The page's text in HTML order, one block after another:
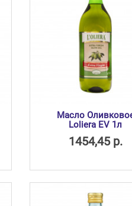
Масло
Loliera EV 1л
1454,45 р.